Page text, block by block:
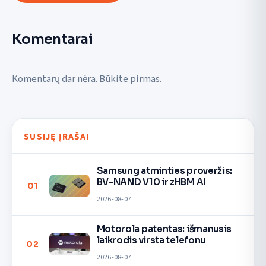
Komentarai
Komentarų dar nėra. Būkite pirmas.
SUSIJĘ ĮRAŠAI
01
Samsung atminties proveržis:
BV-NAND V10 ir zHBM AI
2026-08-07
02
Motorola patentas: išmanusis
laikrodis virsta telefonu
2026-08-07